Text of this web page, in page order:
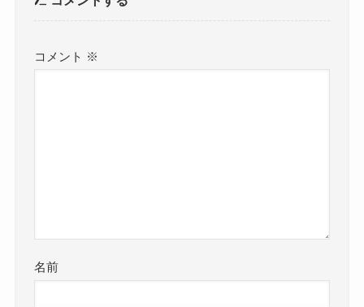
コメント ※
名前